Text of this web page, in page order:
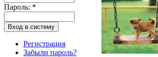
Пароль: *
Регистрация
Забыли пароль?